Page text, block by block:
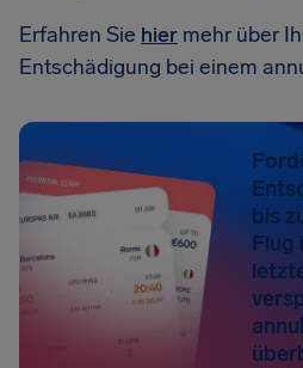
Erfahren Sie hier mehr über
Entschädigung bei einem
bis
Flug